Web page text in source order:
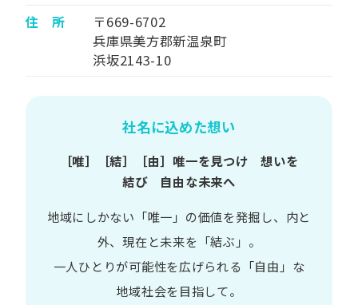
住 所
〒669-6702
兵庫県美方郡新温泉町
浜坂2143-10
社名に込めた想い
［唯］​［結］​［由］ 唯一を​見つけ 想いを​
結び 自由な​未来へ
地域に​しかない​「唯一」の​価値を​発掘し、 内と​
外、​現在と​未来を​「結ぶ」。
一人​ひとりが​可能性を​広げられる 「自由」な​
地域社会を​目指して。​